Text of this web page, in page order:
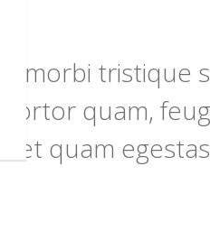
morbi tristique
quam,
quam